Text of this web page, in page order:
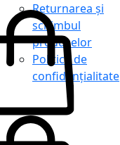
Returnarea și
schimbul
produselor
Politica de
confidențialitate